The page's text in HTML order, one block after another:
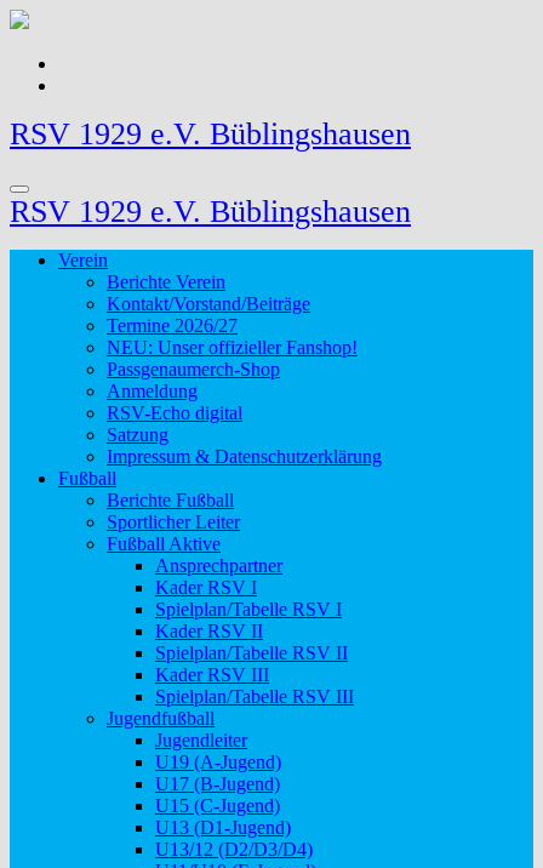
Zum
springen
RSV 1929 e.V. Büblingshausen
RSV 1929 e.V. Büblingshausen
Verein
Berichte Verein
Kontakt/Vorstand/Beiträge
Termine 2026/27
NEU: Unser offizieller Fanshop!
Passgenaumerch-Shop
Anmeldung
RSV-Echo digital
Satzung
Impressum & Datenschutzerklärung
Fußball
Berichte Fußball
Sportlicher Leiter
Fußball Aktive
Ansprechpartner
Kader RSV I
Spielplan/Tabelle RSV I
Kader RSV II
Spielplan/Tabelle RSV II
Kader RSV III
Spielplan/Tabelle RSV III
Jugendfußball
Jugendleiter
U19 (A-Jugend)
U17 (B-Jugend)
U15 (C-Jugend)
U13 (D1-Jugend)
U13/12 (D2/D3/D4)